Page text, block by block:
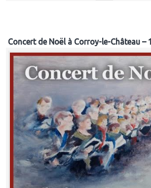
Concert de Noël à Corroy-le-Château –